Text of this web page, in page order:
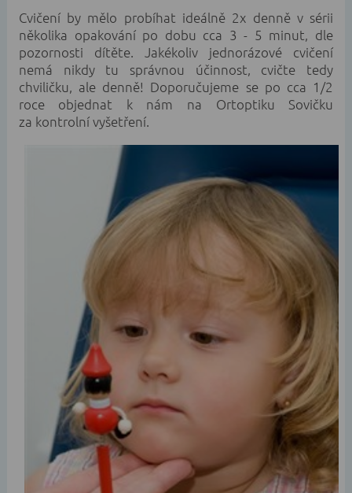
Cvičení by mělo probíhat ideálně 2x denně v sérii
několika opakování po dobu cca 3 - 5 minut, dle
pozornosti dítěte. Jakékoliv jednorázové cvičení
nemá nikdy tu správnou účinnost, cvičte tedy
chviličku, ale denně! Doporučujeme se po cca 1/2
roce objednat k nám na Ortoptiku Sovičku
za kontrolní vyšetření.